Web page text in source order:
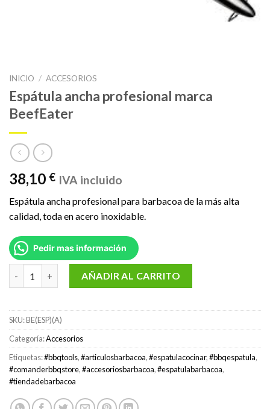
INICIO / ACCESORIOS
Espátula ancha profesional marca
BeefEater
38,10 € IVA incluido
Espátula ancha profesional para barbacoa de la más alta
calidad, toda en acero inoxidable.
Pedir mas información
Espátula ancha profesional marca BeefEater cantidad
AÑADIR AL CARRITO
SKU:BE(ESP)(A)
Categoría:Accesorios
Etiquetas:#bbqtools,#articulosbarbacoa,#espatulacocinar,#bbqespatula,
#comanderbbqstore,#accesoriosbarbacoa,#espatulabarbacoa,
#tiendadebarbacoa